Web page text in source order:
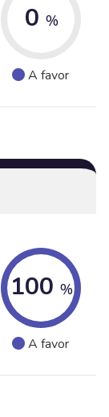
0 %
A favor
100 %
A favor